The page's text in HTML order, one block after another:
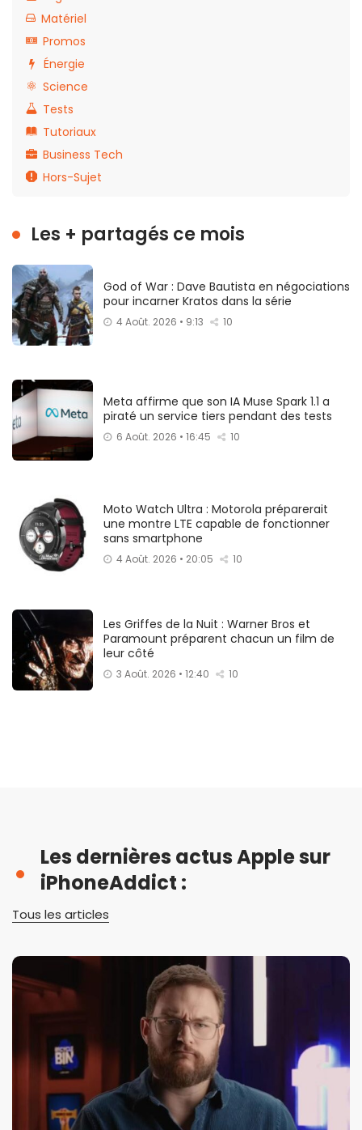
Matériel
Promos
Énergie
Science
Tests
Tutoriaux
Business Tech
Hors-Sujet
Les + partagés ce mois
God of War : Dave Bautista en négociations
pour incarner Kratos dans la série
4 Août. 2026 • 9:13 10
Meta affirme que son IA Muse Spark 1.1 a
piraté un service tiers pendant des tests
6 Août. 2026 • 16:45 10
Moto Watch Ultra : Motorola préparerait
une montre LTE capable de fonctionner
sans smartphone
4 Août. 2026 • 20:05 10
Les Griffes de la Nuit : Warner Bros et
Paramount préparent chacun un film de
leur côté
3 Août. 2026 • 12:40 10
Les dernières actus Apple sur
iPhoneAddict :
Tous les articles